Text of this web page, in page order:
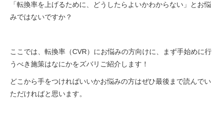
「転換率を上げるために、どうしたらよいかわからない」とお悩
みではないですか？
ここでは、転換率（CVR）にお悩みの方向けに、まず手始めに行
うべき施策はなにかをズバリご紹介します！
どこから手をつければいいかお悩みの方はぜひ最後まで読んでい
ただければと思います。